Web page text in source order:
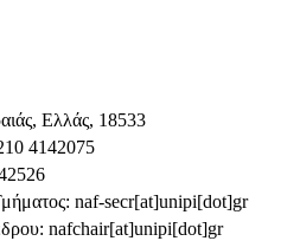
Ελλάς, 18533
4142075
naf-secr[at]unipi[dot]gr
nafchair[at]unipi[dot]gr